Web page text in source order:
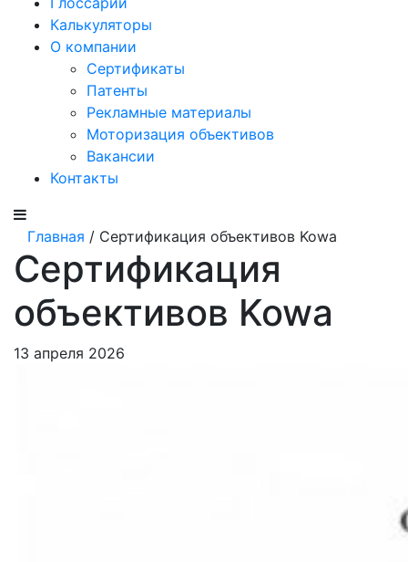
Калькуляторы
О компании
Сертификаты
Патенты
Рекламные материалы
Моторизация объективов
Вакансии
Контакты
Главная / Сертификация объективов Kowa
Сертификация
объективов Kowa
13 апреля 2026